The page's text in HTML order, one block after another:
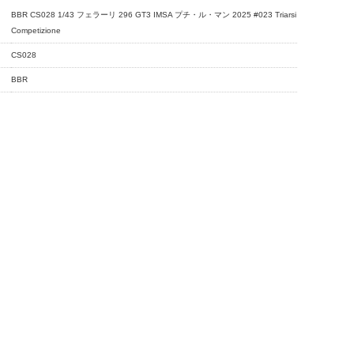
BBR CS028 1/43 フェラーリ 296 GT3 IMSA プチ・ル・マン 2025 #023 Triarsi
Competizione
CS028
BBR